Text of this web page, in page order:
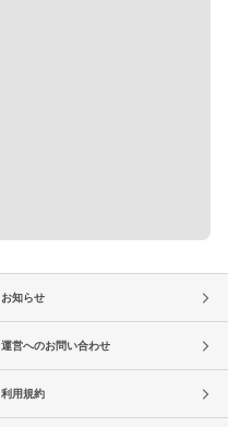
お知らせ
運営へのお問い合わせ
利用規約